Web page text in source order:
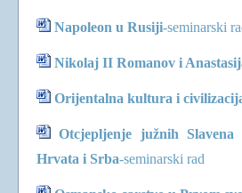
Napoleon u Rusiji-seminarski
Nikolaj II Romanov i
Orijentalna kultura i
Otcjepljenje južnih
Hrvata i Srba-seminarski rad